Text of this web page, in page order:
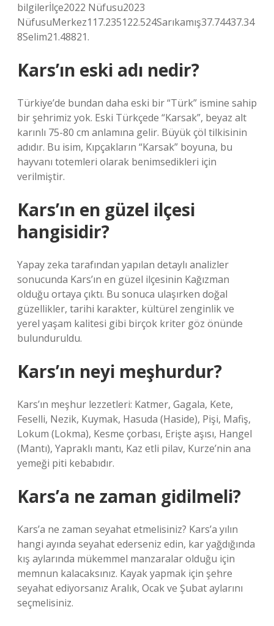
bilgilerİlçe2022 Nüfusu2023
NüfusuMerkez117.235122.524Sarıkamış37.74437.34
8Selim21.48821.
Kars’ın eski adı nedir?
Türkiye’de bundan daha eski bir “Türk” ismine sahip
bir şehrimiz yok. Eski Türkçede “Karsak”, beyaz alt
karınlı 75-80 cm anlamına gelir. Büyük çöl tilkisinin
adıdır. Bu isim, Kıpçakların “Karsak” boyuna, bu
hayvanı totemleri olarak benimsedikleri için
verilmiştir.
Kars’ın en güzel ilçesi
hangisidir?
Yapay zeka tarafından yapılan detaylı analizler
sonucunda Kars’ın en güzel ilçesinin Kağızman
olduğu ortaya çıktı. Bu sonuca ulaşırken doğal
güzellikler, tarihi karakter, kültürel zenginlik ve
yerel yaşam kalitesi gibi birçok kriter göz önünde
bulunduruldu.
Kars’ın neyi meşhurdur?
Kars’ın meşhur lezzetleri: Katmer, Gagala, Kete,
Feselli, Nezik, Kuymak, Hasuda (Haside), Pişi, Mafiş,
Lokum (Lokma), Kesme çorbası, Erişte aşısı, Hangel
(Mantı), Yapraklı mantı, Kaz etli pilav, Kurze’nin ana
yemeği piti kebabıdır.
Kars’a ne zaman gidilmeli?
Kars’a ne zaman seyahat etmelisiniz? Kars’a yılın
hangi ayında seyahat ederseniz edin, kar yağdığında
kış aylarında mükemmel manzaralar olduğu için
memnun kalacaksınız. Kayak yapmak için şehre
seyahat ediyorsanız Aralık, Ocak ve Şubat aylarını
seçmelisiniz.